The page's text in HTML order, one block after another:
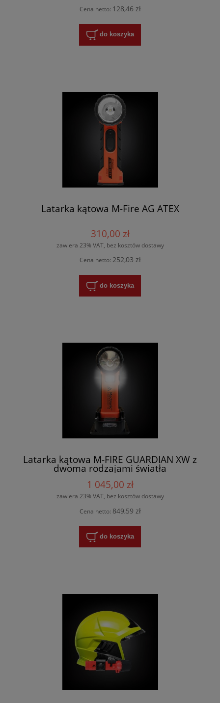
Cena netto: 128,46 zł
do koszyka
Latarka kątowa M-Fire AG ATEX
310,00 zł
zawiera 23% VAT, bez kosztów dostawy
Cena netto: 252,03 zł
do koszyka
Latarka kątowa M-FIRE GUARDIAN XW z
dwoma rodzajami światła
1 045,00 zł
zawiera 23% VAT, bez kosztów dostawy
Cena netto: 849,59 zł
do koszyka